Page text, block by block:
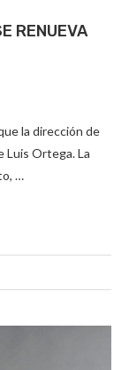
RENUEVA
la dirección de
Luis Ortega. La
…